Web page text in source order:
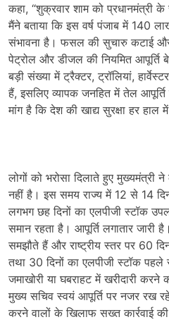
कहा, “शुक्रवार शाम को प्रधानमंत्री
मैंने बताया कि इस वर्ष पंजाब में 140
संभावना है। फसल की सुचारु कटाई
पेट्रोल और डीजल की नियमित
बड़ी संख्या में ट्रैक्टर,ट्रॉलियां,
हैं,इसलिए व्यापक जनहित में तेल
मांग है कि देश की खाद्य सुरक्षा हर हाल
लोगों को भरोसा दिलाते हुए मुख्यमंत्री
नहीं है। इस समय राज्य में 12 से 14
लगभग छह दिनों का एलपीजी स्टॉक
समान रहता है। आपूर्ति लगातार जारी
समझौते हैं और राष्ट्रीय स्तर पर 60
तथा 30 दिनों का एलपीजी स्टॉक पहले
जमाखोरी या घबराहट में खरीदारी
मुख्य सचिव स्वयं आपूर्ति पर नजर रख
करने वालों के खिलाफ सख्त कार्रवाई की